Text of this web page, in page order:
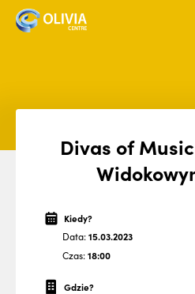
Divas of
Kiedy?
Data:15.03.2023
Czas:18:00
Gdzie?